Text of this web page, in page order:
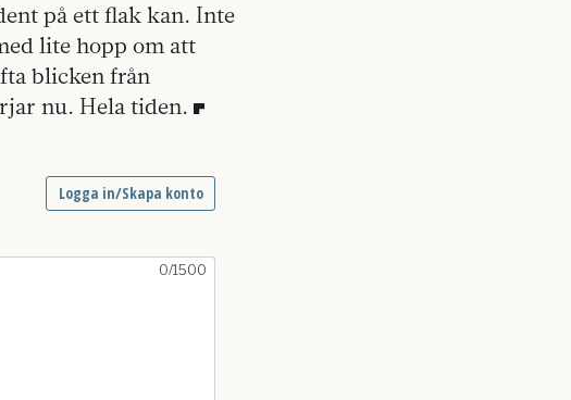
på ett flak kan. Inte
lite hopp om att
blicken från
nu. Hela tiden.